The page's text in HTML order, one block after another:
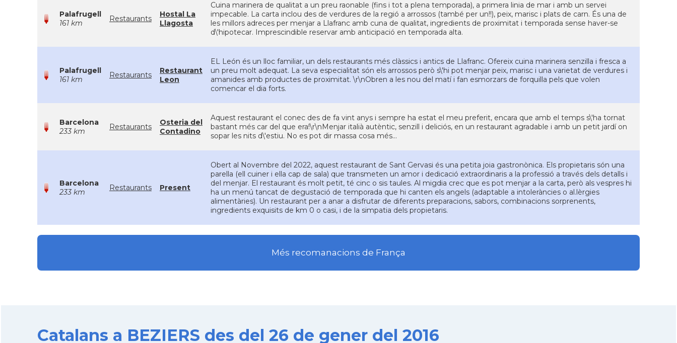
Palafrugell
161 km
Restaurants
Hostal La
Llagosta
Cuina marinera de qualitat a un preu raonable (fins i tot a plena temporada), a primera linia de mar i amb un servei
impecable. La carta inclou des de verdures de la regió a arrossos (també per un!!), peix, marisc i plats de carn. És una de
les millors adreces per menjar a Llafranc amb cuna de qualitat, ingredients de proximitat i temporada sense haver-se
d\'hipotecar. Imprescindible reservar amb anticipació en temporada alta.
Palafrugell
161 km
Restaurants
Restaurant
Leon
EL León és un lloc familiar, un dels restaurants més clàssics i antics de Llafranc. Ofereix cuina marinera senzilla i fresca a
un preu molt adequat. La seva especialitat són els arrossos però s\'hi pot menjar peix, marisc i una varietat de verdures i
amanides amb productes de proximitat. \r\nObren a les nou del matí i fan esmorzars de forquilla pels que volen
comencar el dia forts.
Barcelona
233 km
Restaurants
Osteria del
Contadino
Aquest restaurant el conec des de fa vint anys i sempre ha estat el meu preferit, encara que amb el temps s\'ha tornat
bastant més car del que era!\r\nMenjar italià autèntic, senzill i deliciós, en un restaurant agradable i amb un petit jardí on
sopar les nits d\'estiu. No es pot dir massa cosa més...
Barcelona
233 km
Restaurants Present
Obert al Novembre del 2022, aquest restaurant de Sant Gervasi és una petita joia gastronònica. Els propietaris són una
parella (ell cuiner i ella cap de sala) que transmeten un amor i dedicació extraordinaris a la professió a través dels detalls i
del menjar. El restaurant és molt petit, té cinc o sis taules. Al migdia crec que es pot menjar a la carta, però als vespres hi
ha un menú tancat de degustació de temporada que hi canten els angels (adaptable a intoleràncies o al.lèrgies
alimentàries). Un restaurant per a anar a disfrutar de diferents preparacions, sabors, combinacions sorprenents,
ingredients exquisits de km 0 o casi, i de la simpatia dels propietaris.
Més recomanacions de França
Catalans a BEZIERS des del 26 de gener del 2016